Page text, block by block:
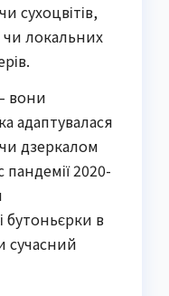
сухоцвітів,
чи локальних
вони
адаптувалася
дзеркалом
2020-
в
сучасний